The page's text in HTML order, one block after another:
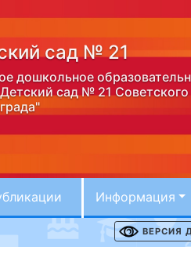
сад № 21
дошкольное
сад № 21 Советского
Информация
ВЕРСИЯ